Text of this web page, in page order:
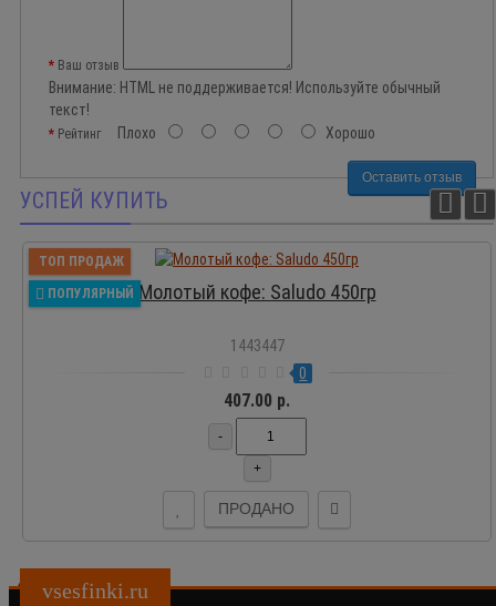
Ваш отзыв
Внимание: HTML не поддерживается! Используйте обычный
текст!
Рейтинг Плохо Хорошо
Оставить отзыв
УСПЕЙ КУПИТЬ
ТОП ПРОДАЖ
ПОПУЛЯРНЫЙ Молотый кофе: Saludo 450гр
1443447
0
407.00 р.
-
+
ПРОДАНО
vsesfinki.ru